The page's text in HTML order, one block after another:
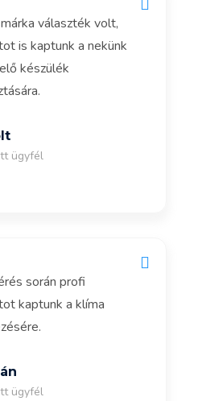
választék volt,
is kaptunk a nekünk
készülék
ügyfél
során profi
kaptunk a klíma
ügyfél